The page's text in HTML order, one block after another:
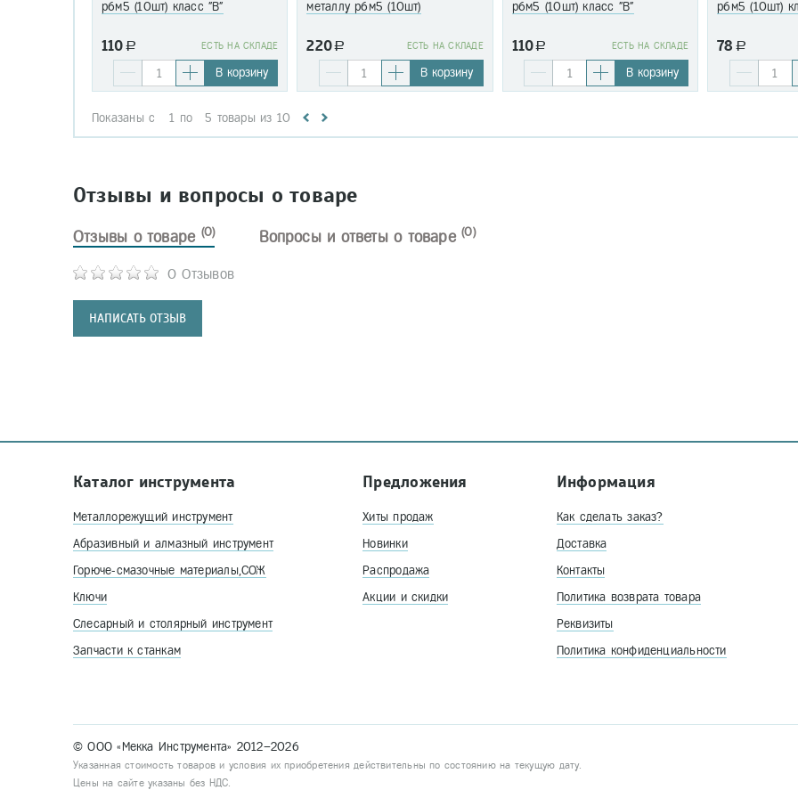
р6м5 (10шт) класс "В"
110 a EСТЬ НА СКЛАДЕ
В корзину
металлу р6м5 (10шт)
220a EСТЬ НА СКЛАДЕ
В корзину
р6м5 (10шт) класс "В"
110a EСТЬ НА СКЛАДЕ
В корзину
р6м5 (10шт)
78 a
Показаны с 1 по 5 товары из 10
Отзывы и вопросы о товаре
Отзывы о товаре (0)
0 Отзывов
НАПИСАТЬ ОТЗЫВ
Вопросы и ответы о товаре(0)
Каталог инструмента
Металлорежущий инструмент
Абразивный и алмазный инструмент
Горюче-смазочные материалы,СОЖ
Ключи
Слесарный и столярный инструмент
Запчасти к станкам
Предложения
Хиты продаж
Новинки
Распродажа
Акции и скидки
Информация
Как сделать заказ?
Доставка
Контакты
Политика возврата товара
Реквизиты
Политика конфиденциальности
© ООО «Мекка Инструмента» 2012–2026
Указанная стоимость товаров и условия их приобретения действительны по состоянию на текущую дату.
Цены на сайте указаны без НДС.